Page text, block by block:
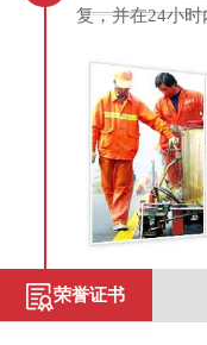
复，并在24小
荣誉证书